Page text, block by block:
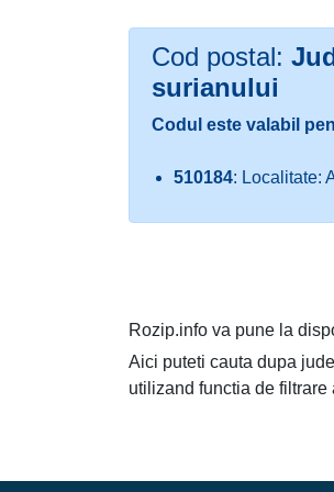
Cod postal:
surianului
Codul este valabil
510184: Localitate:
Rozip.info va pune la
Aici puteti cauta dupa
utilizand functia de filtrare